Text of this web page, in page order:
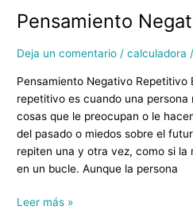
Pensamiento
Deja un comentario /calculadora
Pensamiento Negativo Repetitivo
repetitivo es cuando una persona
cosas que le preocupan o le
del pasado o miedos sobre el
repiten una y otra vez, como si la
en un bucle. Aunque la persona
Pensamiento
Repetitivo
Leer más »